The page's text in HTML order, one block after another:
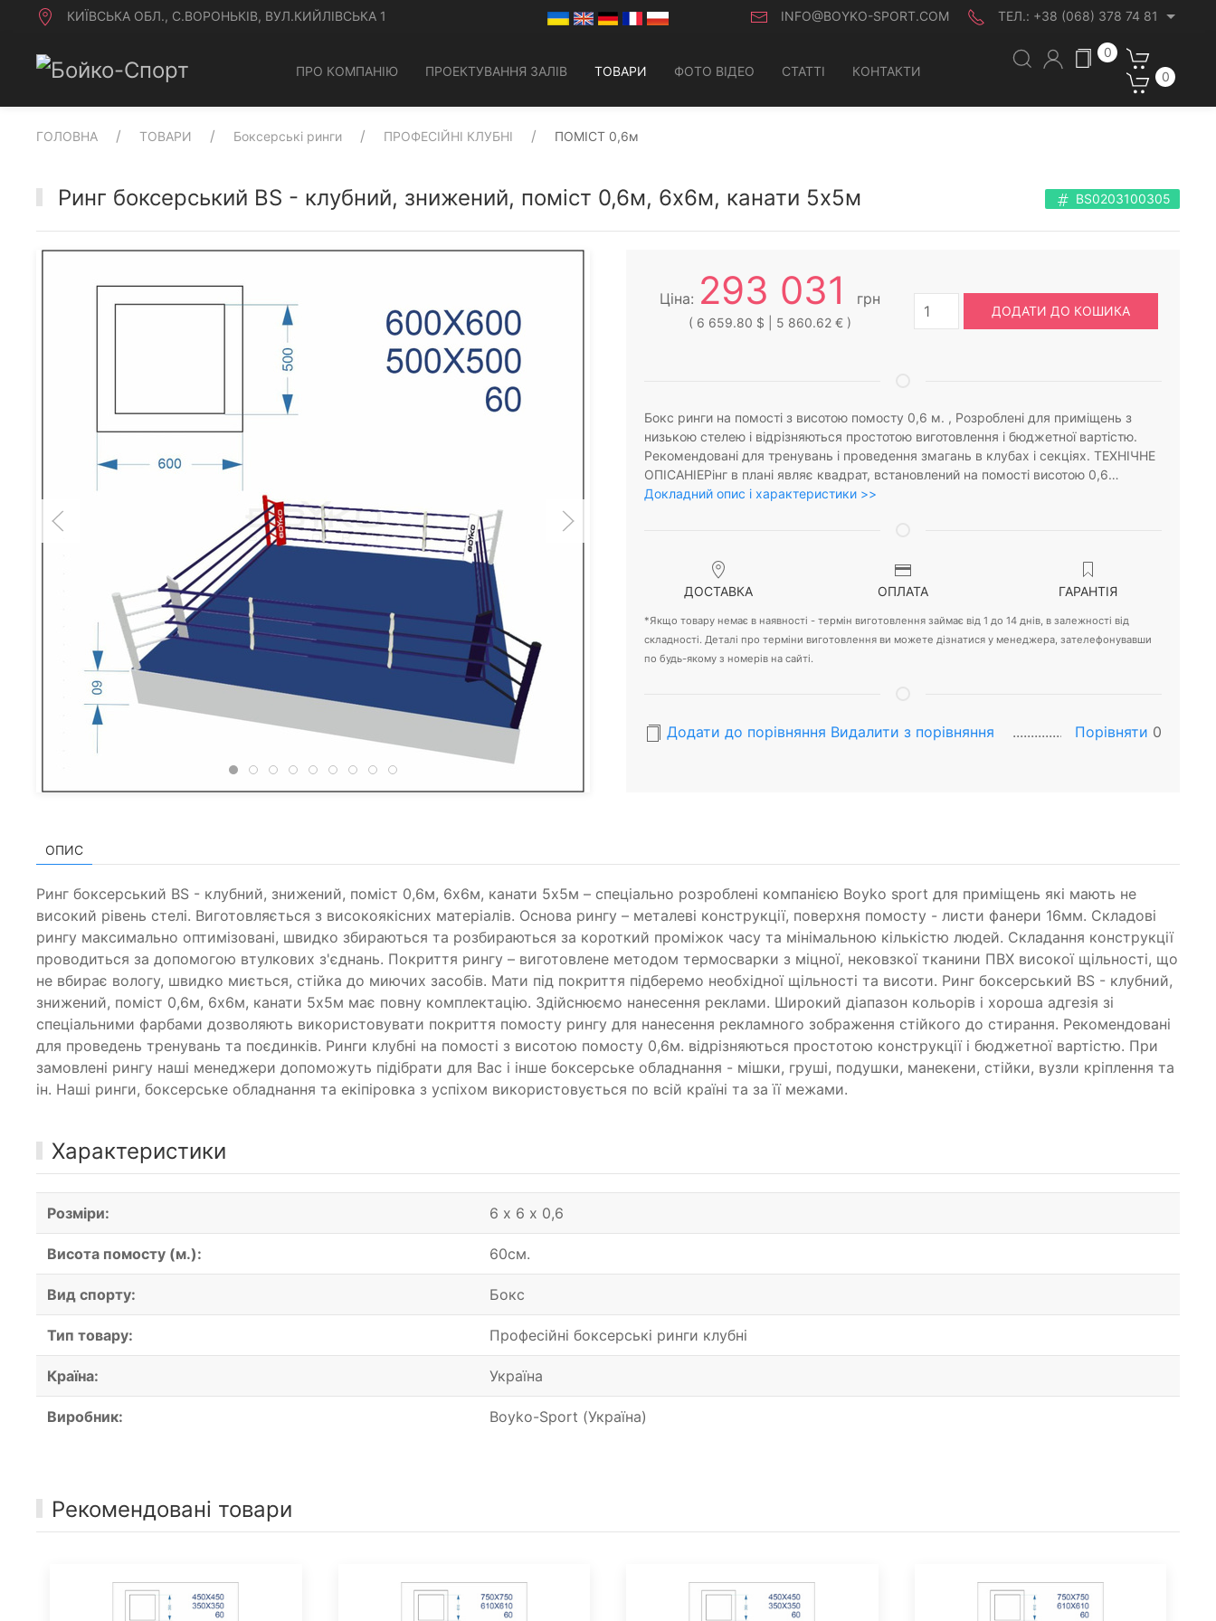
КИЇВСЬКА ОБЛ., С.ВОРОНЬКІВ, ВУЛ.КИЙЛІВСЬКА 1 INFO@BOYKO-SPORT.COM ТЕЛ.: +38 (068) 378 74 81
ПРО КОМПАНІЮ ПРОЕКТУВАННЯ ЗАЛІВ ТОВАРИ ФОТО ВІДЕО СТАТТІ КОНТАКТИ
0
0
ГОЛОВНА ТОВАРИ Боксерські ринги ПРОФЕСІЙНІ КЛУБНІ ПОМІСТ 0,6м
Ринг боксерський BS - клубний, знижений, поміст 0,6м, 6х6м, канати 5х5м BS0203100305
Ціна: 293 031 грн
( 6 659.80 $ | 5 860.62 € )
ДОДАТИ ДО КОШИКА
Бокс ринги на помості з висотою помосту 0,6 м. , Розроблені для приміщень з
низькою стелею і відрізняються простотою виготовлення і бюджетної вартістю.
Рекомендовані для тренувань і проведення змагань в клубах і секціях. ТЕХНІЧНЕ
ОПІСАНІЕРінг в плані являє квадрат, встановлений на помості висотою 0,6…
Докладний опис і характеристики >>
ДОСТАВКА ОПЛАТА ГАРАНТІЯ
*Якщо товару немає в наявності - термін виготовлення займає від 1 до 14 днів, в залежності від
складності. Деталі про терміни виготовлення ви можете дізнатися у менеджера, зателефонувавши
по будь-якому з номерів на сайті.
Додати до порівняння Видалити з порiвняння Порівняти 0
ОПИС
Ринг боксерський BS - клубний, знижений, поміст 0,6м, 6х6м, канати 5х5м – спеціально розроблені компанією Boyko sport для приміщень які мають не
високий рівень стелі. Виготовляється з високоякісних матеріалів. Основа рингу – металеві конструкції, поверхня помосту - листи фанери 16мм. Складові
рингу максимально оптимізовані, швидко збираються та розбираються за короткий проміжок часу та мінімальною кількістю людей. Складання конструкції
проводиться за допомогою втулкових з'єднань. Покриття рингу – виготовлене методом термосварки з міцної, нековзкої тканини ПВХ високої щільності, що
не вбирає вологу, швидко миється, стійка до миючих засобів. Мати під покриття підберемо необхідної щільності та висоти. Ринг боксерський BS - клубний,
знижений, поміст 0,6м, 6х6м, канати 5х5м має повну комплектацію. Здійснюємо нанесення реклами. Широкий діапазон кольорів і хороша адгезія зі
спеціальними фарбами дозволяють використовувати покриття помосту рингу для нанесення рекламного зображення стійкого до стирання. Рекомендовані
для проведень тренувань та поєдинків. Ринги клубні на помості з висотою помосту 0,6м. відрізняються простотою конструкції і бюджетної вартістю. При
замовлені рингу наші менеджери допоможуть підібрати для Вас і інше боксерське обладнання - мішки, груші, подушки, манекени, стійки, вузли кріплення та
ін. Наші ринги, боксерське обладнання та екіпіровка з успіхом використовується по всій країні та за її межами.
Характеристики
Розміри: 6 х 6 х 0,6
Висота помосту (м.): 60см.
Вид спорту: Бокс
Тип товару: Професійні боксерські ринги клубні
Країна: Україна
Виробник: Boyko-Sport (Україна)
Рекомендовані товари